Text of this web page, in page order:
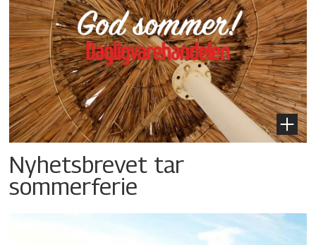
Nyhetsbrevet tar
sommerferie